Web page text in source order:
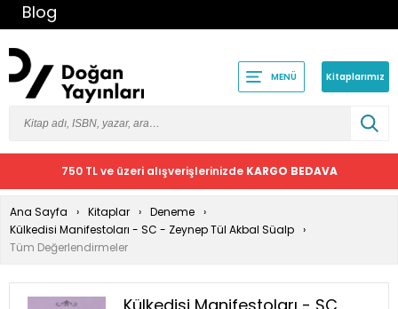
Blog
MENÜ Kitaplarımız
750 TL ve üzeri alışverişlerinizde KARGO BEDAVA
Ana Sayfa Kitaplar
Deneme
Külkedisi Manifestoları - SC - Zeynep Tül Akbal Süalp
Tüm Değerlendirmeler